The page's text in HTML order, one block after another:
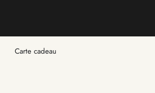
Carte cadeau